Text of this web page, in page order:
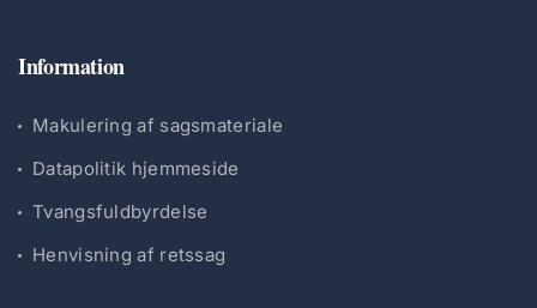
Information
Makulering af sagsmateriale
Datapolitik hjemmeside
Tvangsfuldbyrdelse
Henvisning af retssag